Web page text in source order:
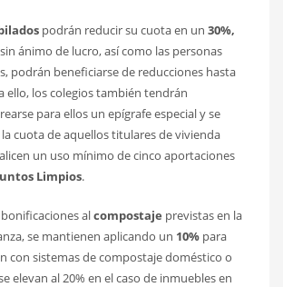
podrán reducir su cuota en un 30%,
ánimo de lucro, así como las personas
podrán beneficiarse de reducciones hasta
ello, los colegios también tendrán
para ellos un epígrafe especial y se
la cuota de aquellos titulares de vivienda
un uso mínimo de cinco aportaciones
Limpios.
alcompostaje previstas en la
se mantienen aplicando un 10% para
con sistemas de compostaje doméstico o
elevan al 20% en el caso de inmuebles en